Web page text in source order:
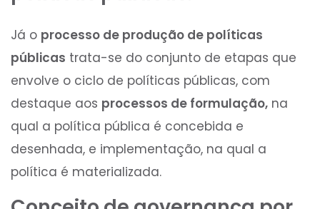
Já o processo de produção de políticas
públicas trata-se do conjunto de etapas que
envolve o ciclo de políticas públicas, com
destaque aos processos de formulação, na
qual a política pública é concebida e
desenhada, e implementação, na qual a
política é materializada.